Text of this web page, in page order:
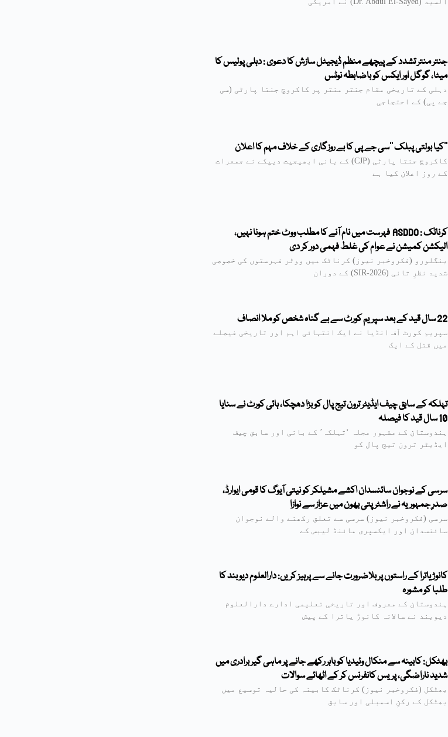
جنتر منتر تشدد کے پیچھے منظم ڈیجیٹل سازش کا دعوی : دہلی پولیس کا
میٹا، گوگل اور ایکس کو باضابطہ نوٹس
دہلی کے تاریخی مقام جنتر منتر پر کاکروچ جنتا پارٹی (سی
جے پی) کے احتجاجی
’’کیا بولتی پبلک ‘‘سی جے پی کا بے روزگاری کے خلاف مہم کا اعلان
کاکروچ جنتا پارٹی (CJP) کے بانی ابھیجیت دیپکے نے جمعرات
کے روز اعلان کیا ہے
کرناٹک : ASDDO فہرست میں نام آنے کا مطلب ووٹ ختم ہونا نہیں،
الیکشن کمیشن نے عوام کی غلط فہمی دور کر دی
بنگلورو (فکروخبر نیوز) کرناٹک میں ووٹر فہرستوں کی خصوصی
شدید نظرِ ثانی (SIR-2026) کے دوران
22 سال قید کے بعد سپریم کورٹ سے بے گناہ شخص کو ملا انصاف
سپریم کورٹ آف انڈیا نے ایک انتہائی اہم اور تاریخی فیصلے
میں قتل کے ایک
تہلکہ کے سابق چیف ایڈیٹر ترون تیج پال کو بڑا دھچکا، ہائی کورٹ نے سنایا
10 سال قید کا فیصلہ
ہندوستان کے مشہور مجلہ ‘تہلکہ’ کے بانی اور سابق چیف
ایڈیٹر ترون تیج پال کو
سرسی کے نوجوان سائنسدان اکشے مشیلکر کو نیتی آیوگ کا قومی ایوارڈ،
صدرِ جمہوریہ نے راشٹرپتی بھون میں عزاز سے نوازا
سرسی (فکروخبر نیوز) سرسی سے تعلق رکھنے والے نوجوان
سائنسدان اور ایکسپری مائنڈ لیبس کے
کانوڑ یاترا کے راستوں پر بلاضرورت جانے سے پرہیز کریں: دارالعلوم دیوبند کا
طلبا کو مشورہ
ہندوستان کے معروف اور تاریخی تعلیمی ادارے دارالعلوم
دیوبند نے سالانہ کانوڑ یاترا کے پیش
بھٹکل: کابینہ سے منکال وئیدیا کو باہر رکھے جانے پر ماہی گیربرادری میں
شدید ناراضگی، پریس کانفرنس کر کے اٹھائے سوالات
بھٹکل (فکروخبر نیوز) کرناٹک کابینہ کی حالیہ توسیع میں
بھٹکل کے رکنِ اسمبلی اور سابق